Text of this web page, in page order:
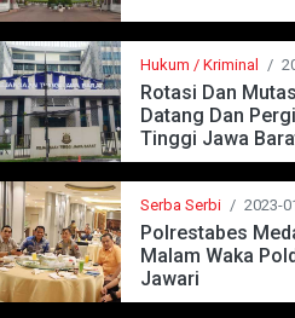
Hukum / Kriminal /
Rotasi Dan
Datang Dan
Tinggi Jawa
Serba Serbi / 2023-
Polrestabes
Malam Waka
Jawari